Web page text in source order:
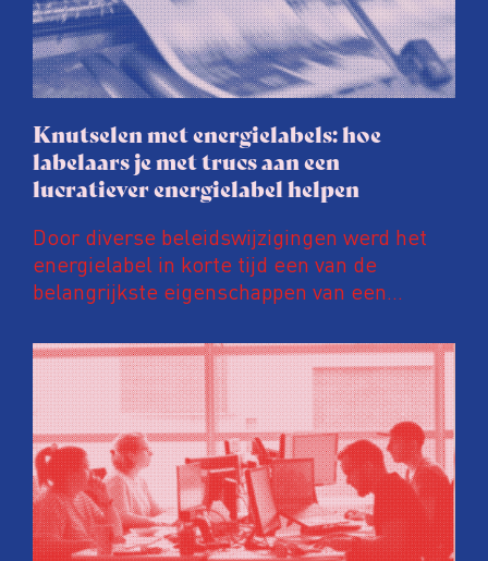
Knutselen met energielabels: hoe
labelaars je met trucs aan een
lucratiever energielabel helpen
Door diverse beleidswijzigingen werd het
energielabel in korte tijd een van de
belangrijkste eigenschappen van een
prijs van een huis en huurinkomsten met
tienduizenden euro’s opschroeven. Daar
wordt door energielabelaars en
vastgoedpartijen gretig op ingespeeld, blijkt
uit onderzoek van het FD. Tienduizenden
labels vallen op dubieuze wijze nét in een
groenere labelletter.